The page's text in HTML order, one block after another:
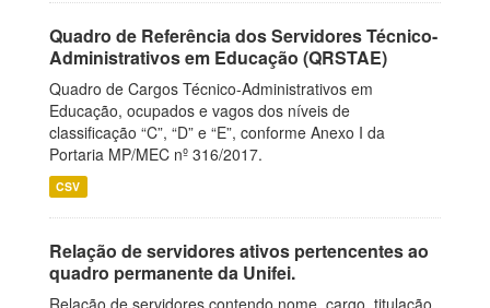
Quadro de Referência dos Servidores Técnico-
Administrativos em Educação (QRSTAE)
Quadro de Cargos Técnico-Administrativos em
Educação, ocupados e vagos dos níveis de
classificação “C”, “D” e “E”, conforme Anexo I da
Portaria MP/MEC nº 316/2017.
CSV
Relação de servidores ativos pertencentes ao
quadro permanente da Unifei.
Relação de servidores contendo nome, cargo, titulação,